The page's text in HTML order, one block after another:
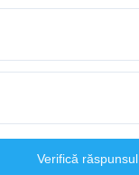
Verifică răspunsul